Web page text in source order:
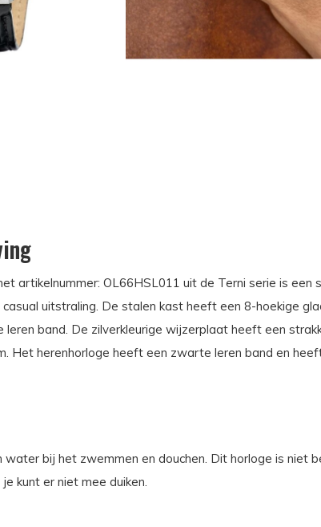
artikelnummer: OL66HSL011 uit de Terni serie is een
uitstraling. De stalen kast heeft een 8-hoekige
band. De zilverkleurige wijzerplaat heeft een
Het herenhorloge heeft een zwarte leren band en
bij het zwemmen en douchen. Dit horloge is niet
kunt er niet mee duiken.